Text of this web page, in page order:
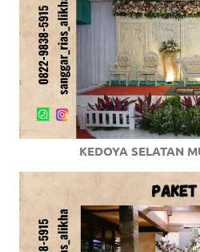
KEDOYA SELATAN